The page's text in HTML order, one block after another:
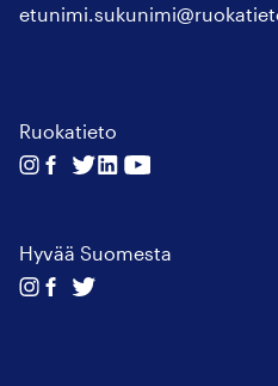
Ruokatieto
Seuraa
Seuraa
Seuraa
SeuraaSeuraa
Hyvää Suomesta
Seuraa
SeuraaSeuraa